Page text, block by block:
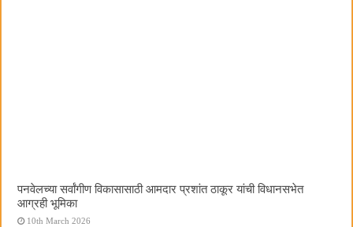
पनवेलच्या सर्वांगीण विकासासाठी आमदार प्रशांत ठाकूर यांची विधानसभेत
आग्रही भूमिका
10th March 2026